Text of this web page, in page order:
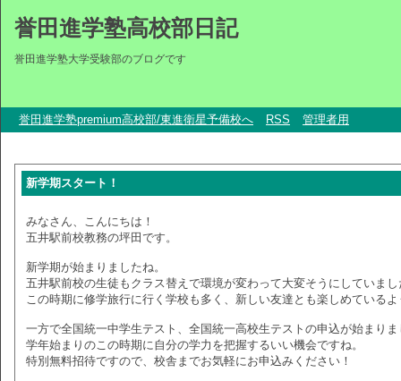
誉田進学塾高校部日記
誉田進学塾大学受験部のブログです
誉田進学塾premium高校部/東進衛星予備校へ RSS 管理者用
新学期スタート！
みなさん、こんにちは！
五井駅前校教務の坪田です。
新学期が始まりましたね。
五井駅前校の生徒もクラス替えで環境が変わって大変そうにしていま
この時期に修学旅行に行く学校も多く、新しい友達とも楽しめている
一方で全国統一中学生テスト、全国統一高校生テストの申込が始まりま
学年始まりのこの時期に自分の学力を把握するいい機会ですね。
特別無料招待ですので、校舎までお気軽にお申込みください！